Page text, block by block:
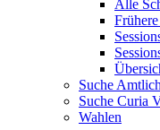
Alle
Suche
Suche Curia
Wahlen